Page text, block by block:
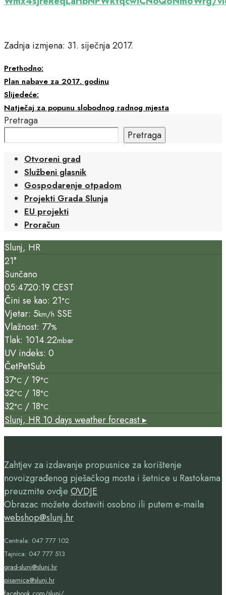
Zadnja izmjena: 31. siječnja 2017.
Prethodno:
Plan nabave za 2017. godinu
Slijedeće:
Natječaj za popunu slobodnog radnog mjesta
Pretraga
Pretraga
Otvoreni grad
Službeni glasnik
Gospodarenje otpadom
Projekti Grada Slunja
EU projekti
Proračun
Slunj, HR
21°
Sunčano
05:4720:19 CEST
Čini se kao: 21°C
Vjetar: 5km/h SSE
Vlažnost: 77%
Tlak: 1014.22mbar
UV indeks: 0
ČetPetSub
37°C / 19°C
32°C / 18°C
32°C / 18°C
Slunj, HR 10 days weather forecast ▸
Zahtjev za izdavanje propusnice za korištenje
novoizgrađenog pješačkog mosta i šetnice u Rastokama
preuzmite ovdje OVDJE
Obrazac možete dostaviti osobno ili putem e-maila
webshop@slunj.hr
Centrala: 047 777 102
Tajnica: 047 777 513
grad-slunj@slunj.hr
pisarnica@slunj.hr
facebook.com/slunj/